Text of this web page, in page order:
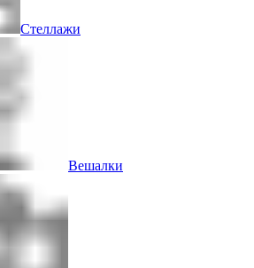
Стеллажи
Вешалки